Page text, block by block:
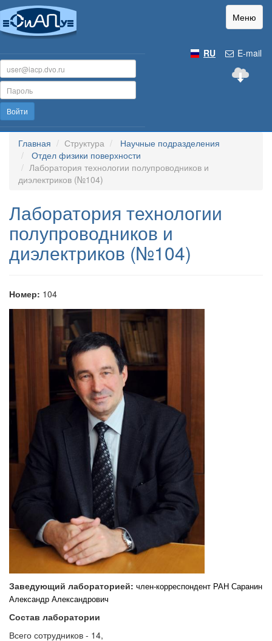
Меню
E-mail
RU
Войти
Главная Структура
Научные подразделения
Отдел физики поверхности
Лаборатория технологии полупроводников и
диэлектриков (№104)
Лаборатория технологии
полупроводников и
диэлектриков (№104)
Номер: 104
Заведующий лабораторией: член-корреспондент РАН Саранин
Александр Александрович
Состав лаборатории
Всего сотрудников - 14,